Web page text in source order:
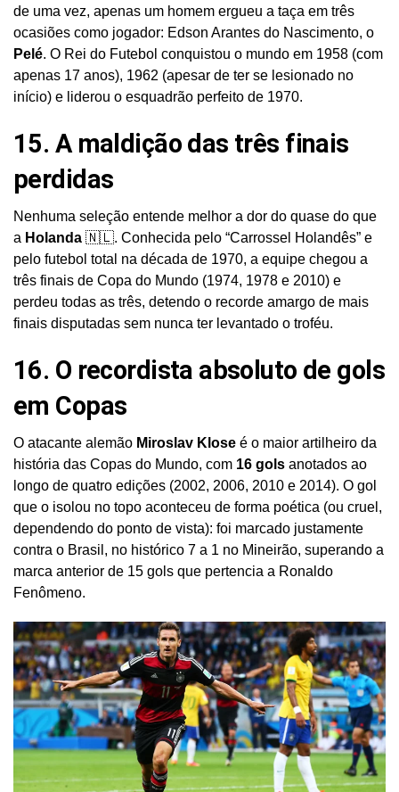
de uma vez, apenas um homem ergueu a taça em três
ocasiões como jogador: Edson Arantes do Nascimento, o
Pelé. O Rei do Futebol conquistou o mundo em 1958 (com
apenas 17 anos), 1962 (apesar de ter se lesionado no
início) e liderou o esquadrão perfeito de 1970.
15. A maldição das três finais
perdidas
Nenhuma seleção entende melhor a dor do quase do que
a Holanda 🇳🇱. Conhecida pelo “Carrossel Holandês” e
pelo futebol total na década de 1970, a equipe chegou a
três finais de Copa do Mundo (1974, 1978 e 2010) e
perdeu todas as três, detendo o recorde amargo de mais
finais disputadas sem nunca ter levantado o troféu.
16. O recordista absoluto de gols
em Copas
O atacante alemão Miroslav Klose é o maior artilheiro da
história das Copas do Mundo, com 16 gols anotados ao
longo de quatro edições (2002, 2006, 2010 e 2014). O gol
que o isolou no topo aconteceu de forma poética (ou cruel,
dependendo do ponto de vista): foi marcado justamente
contra o Brasil, no histórico 7 a 1 no Mineirão, superando a
marca anterior de 15 gols que pertencia a Ronaldo
Fenômeno.